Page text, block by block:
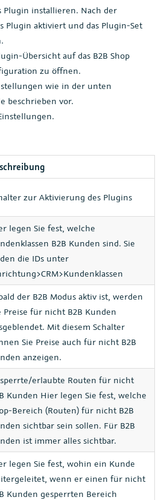
Plugin installieren. Nach der
Plugin aktiviert und das Plugin-Set
Übersicht auf das B2B Shop
zu öffnen.
wie in der unten
beschrieben vor.
zur Aktivierung des Plugins
legen Sie fest, welche
B2B Kunden sind. Sie
die IDs unter
der B2B Modus aktiv ist, werden
Preise für nicht B2B Kunden
Mit diesem Schalter
Sie Preise auch für nicht B2B
anzeigen.
erlaubte Routen für nicht
Kunden Hier legen Sie fest, welche
Bereich (Routen) für nicht B2B
sichtbar sein sollen. Für B2B
ist immer alles sichtbar.
legen Sie fest, wohin ein Kunde
wenn er einen für nicht
Kunden gesperrten Bereich